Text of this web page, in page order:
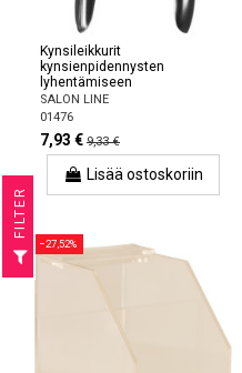
Kynsileikkurit
kynsienpidennysten
lyhentämiseen
SALON LINE
01476
7,93 € 9,33 €
Lisää ostoskoriin
−27,52%
R